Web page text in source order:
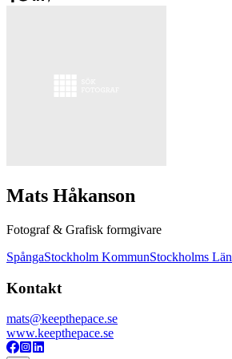
Mats Håkanson
Fotograf & Grafisk formgivare
SpångaStockholm KommunStockholms Län
Kontakt
mats@keepthepace.se
www.keepthepace.se